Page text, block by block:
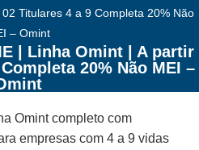
Titulares 4 a 9 Completa 20% Não
– Omint
| Linha Omint | A partir
20% Não MEI –
Omint completo com
empresas com 4 a 9 vidas